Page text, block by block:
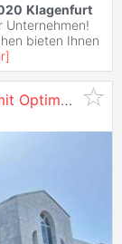
Klagenfurt
Unternehmen!
bieten Ihnen
]
Werbewirksamkeit -